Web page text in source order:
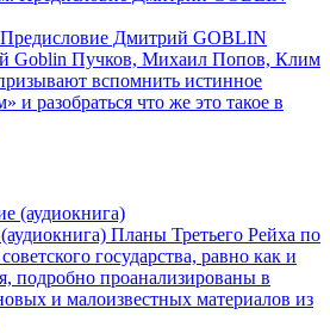
Дмитрий GOBLIN
Goblin Пучков, Михаил Попов, Клим
вспомнить истинное
и разобраться что же это такое в
Планы Третьего Рейха по
государства, равно как и
подробно проанализированы в
и малоизвестных материалов из